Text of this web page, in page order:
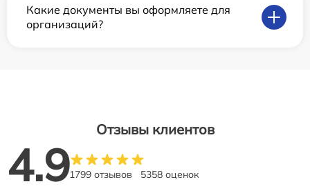
Какие документы вы оформляете для
организаций?
Отзывы клиентов
4.91799 отзывов 5358 оценок